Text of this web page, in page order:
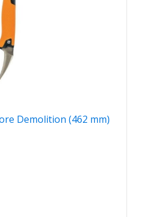
Demolition (462 mm)